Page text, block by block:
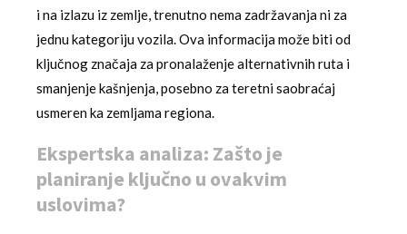
i na izlazu iz zemlje, trenutno nema zadržavanja ni za
jednu kategoriju vozila. Ova informacija može biti od
ključnog značaja za pronalaženje alternativnih ruta i
smanjenje kašnjenja, posebno za teretni saobraćaj
usmeren ka zemljama regiona.
Ekspertska analiza: Zašto je
planiranje ključno u ovakvim
uslovima?